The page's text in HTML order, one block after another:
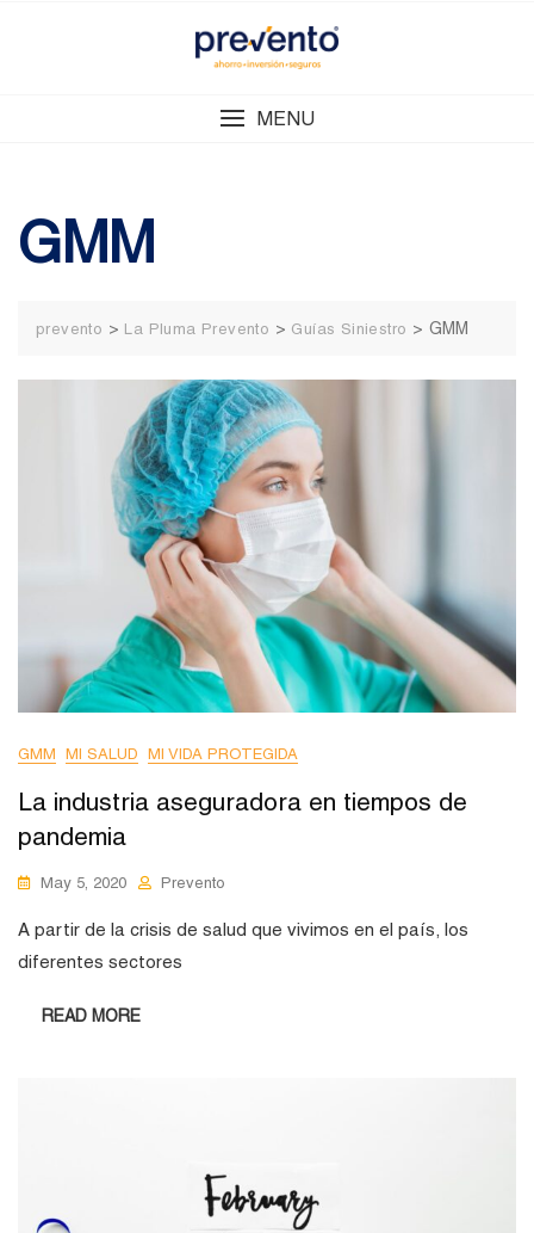
MENU
GMM
prevento > La Pluma Prevento > Guías Siniestro > GMM
GMM MI SALUD MI VIDA PROTEGIDA
La industria aseguradora en tiempos de
pandemia
May 5, 2020 Prevento
A partir de la crisis de salud que vivimos en el país, los
diferentes sectores
READ MORE